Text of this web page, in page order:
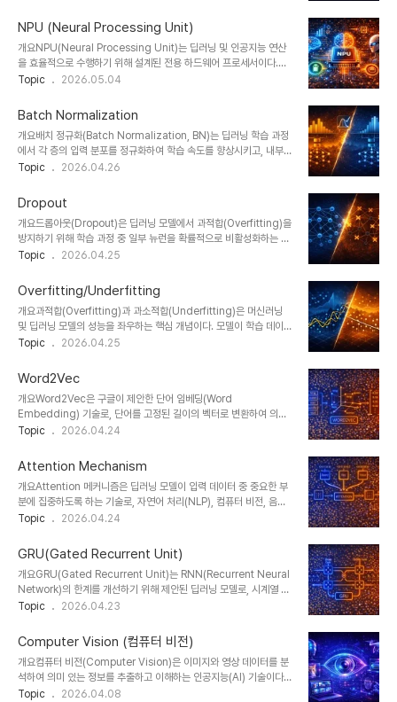
모..
있다. 이를 해결하기 위해 하드웨어 가속, 모델 경량화, 컴파일 최적화
등 다양한 기술이 적용되고 있으며, AI 서비스 품질을 좌우하는 핵심
요소로 평가된다.1. 개념 및 정의AI Inference Optimization은 학
습이 완료된 모델을 실제 운영 환경에서 효율적으로 실행하기 위한 기
술로, 속도 향상, 비용 절감, 리소스 최적화를 목표로 한다.2. 특징구분
NPU (Neural Processing Unit)
개요NPU(Neural Processing Unit)는 딥러닝 및 인공지능 연산
을 효율적으로 수행하기 위해 설계된 전용 하드웨어 프로세서이다.
CPU와 GPU가 범용 연산에 초점을 맞춘 것과 달리, NPU는 행렬 연
율을 제공한다. 스마트폰, 자율주행, 엣지 AI, 데이터센터 등 다양한 분
야에서 핵심 컴퓨팅 요소로 자리 잡고 있다.1. 개념 및 정의NPU는 신
경망 연산(Neural Network Computation)을 가속하기 위해 설
계된 특수 목적 프로세서로, 주로 딥러닝 모델의 추론(Inference)과
일부 학습(Training)을 수행한다. 대규모 병렬 연산 구조를 통해 AI
Topic 2026.05.04
Batch Normalization
개요배치 정규화(Batch Normalization, BN)는 딥러닝 학습 과정
에서 각 층의 입력 분포를 정규화하여 학습 속도를 향상시키고, 내부
공변량 변화(Internal Covariate Shift)를 완화하는 핵심 기술이다.
Transformer 등 다양한 모델에서 표준 기법으로 자리 잡았으며, 학
습 안정성과 일반화 성능을 동시에 개선하는 데 기여한다.1. 개념 및 정
의배치 정규화는 미니배치 단위로 입력 데이터의 평균(mean)과 분
산(variance)을 계산하여 정규화(normalization)한 후, 학습 가능
한 스케일(γ)과 시프트(β) 파라미터를 적용하는 방식이다. 이를 통해
Topic 2026.04.26
Dropout
개요드롭아웃(Dropout)은 딥러닝 모델에서 과적합(Overfitting)을
방지하기 위해 학습 과정 중 일부 뉴런을 확률적으로 비활성화하는 대
표적인 정규화 기법이다. 2014년 Hinton 연구팀이 제안한 이후
일반화 성능을 향상시키는 핵심 기술로 자리 잡았다. 특히 대규모 파라
미터를 갖는 딥러닝 모델에서 필수적으로 고려되는 기법이다.1. 개념
및 정의드롭아웃은 학습 시 각 뉴런을 일정 확률(p)로 제거(drop)하
여 네트워크의 일부만으로 학습을 진행하는 방식이다. 이는 특정 뉴런
에 대한 의존도를 낮추고, 다양한 서브 네트워크를 학습시키는 효과를
운 데이터에 ..
Topic 2026.04.25
Overfitting/Underfitting
개요과적합(Overfitting)과 과소적합(Underfitting)은 머신러닝
및 딥러닝 모델의 성능을 좌우하는 핵심 개념이다. 모델이 학습 데이터
에 지나치게 맞춰지거나 반대로 충분히 학습하지 못하는 문제로, 실제
개념의 정의부터 기술적 원인, 해결 방법까지 체계적으로 정리한다.1.
개념 및 정의과적합은 모델이 학습 데이터의 노이즈까지 과도하게 학
습하여 새로운 데이터에 대한 일반화 성능이 떨어지는 현상이다. 반면
과소적합은 모델이 데이터의 패턴을 충분히 학습하지 못해 학습 데이
터와 테스트 데이터 모두에서 성능이 낮은 상태를 의미한다.2. 특징구
매우 높음..
Topic 2026.04.25
Word2Vec
개요Word2Vec은 구글이 제안한 단어 임베딩(Word
Embedding) 기술로, 단어를 고정된 길이의 벡터로 변환하여 의미
적 관계를 학습하는 모델이다. 자연어 처리(NLP)에서 텍스트를 수치
검색 엔진 등 다양한 AI 분야에서 사용된다.1. 개념 및 정의
Word2Vec은 단어 간의 문맥(Context)을 기반으로 의미를 학습하
는 신경망 모델이다. 단어를 단순한 ID가 아닌 의미를 반영한 벡터로
표현함으로써, 단어 간 유사성 및 관계를 수치적으로 계산할 수 있도록
한다.2. 특징구분설명비교 요소의미 기반 표현단어 의미를 벡터로 변
Dense관계 학습단어 간 관계..
Topic 2026.04.24
Attention Mechanism
개요Attention 메커니즘은 딥러닝 모델이 입력 데이터 중 중요한 부
분에 집중하도록 하는 기술로, 자연어 처리(NLP), 컴퓨터 비전, 음성
인식 등 다양한 분야에서 핵심 역할을 수행한다. 특히 Transformer
리 잡았다.1. 개념 및 정의Attention은 입력 시퀀스 전체를 동일하게
처리하는 대신, 특정 시점에서 중요한 정보에 가중치를 부여하여 처리
하는 메커니즘이다. 이는 인간이 정보를 처리할 때 중요한 부분에 집중
하는 방식과 유사하며, 장기 의존성(Long-term dependency) 문
제를 효과적으로 해결한다.2. 특징구분설명비교 요소선택적 집중중요
Topic 2026.04.24
GRU(Gated Recurrent Unit)
개요GRU(Gated Recurrent Unit)는 RNN(Recurrent Neural
Network)의 한계를 개선하기 위해 제안된 딥러닝 모델로, 시계열 데
이터와 자연어 처리에서 높은 성능을 보이는 구조이다. LSTM(Long
한 구조로 설계되어 계산 효율성과 학습 속도 측면에서 강점을 가진
다.1. 개념 및 정의GRU는 순환 신경망의 일종으로, 과거 정보와 현재
입력을 결합하여 시계열 데이터를 처리하는 모델이다. 기존 RNN이
가진 기울기 소실(Vanishing Gradient) 문제를 해결하기 위해 게
이트(Gate) 메커니즘을 도입하였으며, 업데이트 게이트(Update
Topic 2026.04.23
Computer Vision (컴퓨터 비전)
개요컴퓨터 비전(Computer Vision)은 이미지와 영상 데이터를 분
석하여 의미 있는 정보를 추출하고 이해하는 인공지능(AI) 기술이다.
딥러닝과 GPU 발전으로 급격히 성장했으며, 자율주행, 의료 영상 분
Topic 2026.04.08